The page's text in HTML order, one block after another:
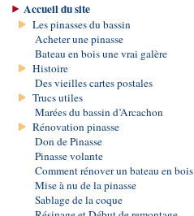
Accueil du site
Les pinasses du bassin
Acheter une pinasse
Bateau en bois une vrai galère
Histoire
Des vieilles cartes postales
Trucs utiles
Marées du bassin d’Arcachon
Rénovation pinasse
Don de Pinasse
Pinasse volante
Comment rénover un bateau en bois
Mise à nu de la pinasse
Sablage de la coque